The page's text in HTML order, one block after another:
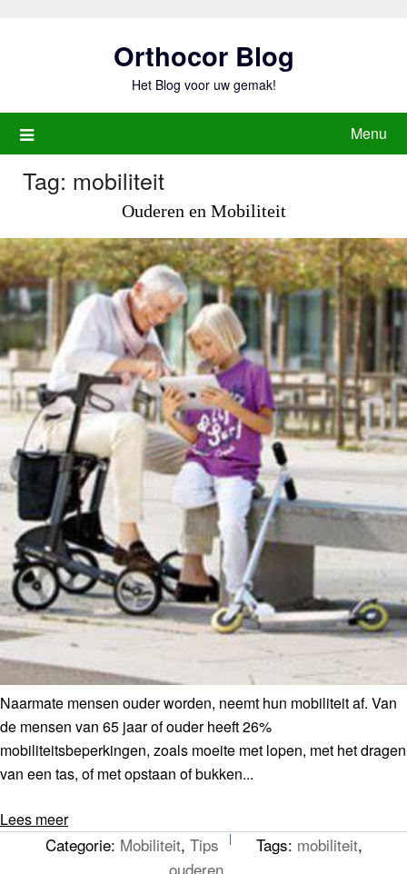
Orthocor Blog
Het Blog voor uw gemak!
Menu
Tag: mobiliteit
Ouderen en Mobiliteit
Naarmate mensen ouder worden, neemt hun mobiliteit af. Van
de mensen van 65 jaar of ouder heeft 26%
mobiliteitsbeperkingen, zoals moeite met lopen, met het dragen
van een tas, of met opstaan of bukken...
Lees meer
Categorie: Mobiliteit, Tips Tags: mobiliteit,
ouderen